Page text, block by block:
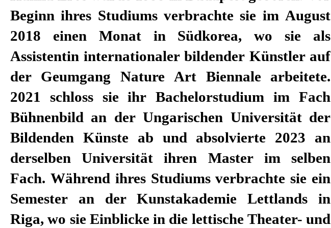
Beginn ihres Studiums verbrachte sie im August
2018 einen Monat in Südkorea, wo sie als
Assistentin internationaler bildender Künstler auf
der Geumgang Nature Art Biennale arbeitete.
2021 schloss sie ihr Bachelorstudium im Fach
Bühnenbild an der Ungarischen Universität der
Bildenden Künste ab und absolvierte 2023 an
derselben Universität ihren Master im selben
Fach. Während ihres Studiums verbrachte sie ein
Semester an der Kunstakademie Lettlands in
Riga, wo sie Einblicke in die lettische Theater- und
Masterabschluss in Kunstpädagogik. 2023 nahm
sie an der Studentenausstellung der Prager
Quadriennale teil. Seit ihrem Abschluss arbeitet
sie als Bühnen- und Kostümbildnerin sowohl an
Repertoiretheatern als auch in der alternativen
Theaterszene. Darüber hinaus sammelte sie
Erfahrung in der Produktion von Spielfilmen und
Kurzfilmen als Produktionsdesignerin und im
Szenenbild. Als Designerin hat sie mit Regisseuren
wie Attila Béres, Viktor Bodó, Bálint Antal und